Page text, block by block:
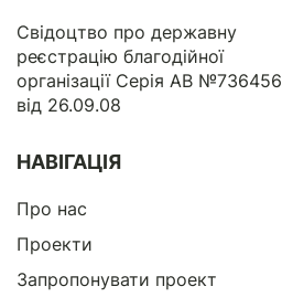
Свідоцтво про державну
реєстрацію благодійної
організації Серія АВ №736456
від 26.09.08
НАВІГАЦІЯ
Про нас
Проекти
Запропонувати проект